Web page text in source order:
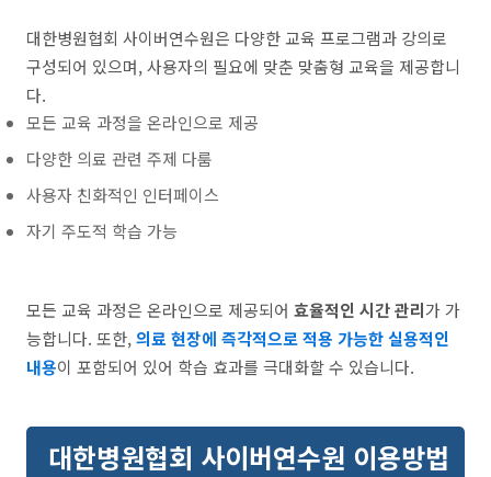
대한병원협회 사이버연수원은 다양한 교육 프로그램과 강의로
구성되어 있으며, 사용자의 필요에 맞춘 맞춤형 교육을 제공합니
다.
모든 교육 과정을 온라인으로 제공
다양한 의료 관련 주제 다룸
사용자 친화적인 인터페이스
자기 주도적 학습 가능
모든 교육 과정은 온라인으로 제공되어 효율적인 시간 관리가 가
능합니다. 또한,의료 현장에 즉각적으로 적용 가능한 실용적인
내용이 포함되어 있어 학습 효과를 극대화할 수 있습니다.
대한병원협회 사이버연수원 이용방법